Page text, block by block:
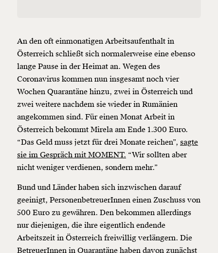
An den oft einmonatigen Arbeitsaufenthalt in
Österreich schließt sich normalerweise eine ebenso
lange Pause in der Heimat an. Wegen des
Coronavirus kommen nun insgesamt noch vier
Wochen Quarantäne hinzu, zwei in Österreich und
zwei weitere nachdem sie wieder in Rumänien
angekommen sind. Für einen Monat Arbeit in
Österreich bekommt Mirela am Ende 1.300 Euro.
“Das Geld muss jetzt für drei Monate reichen”, sagte
sie im Gespräch mit MOMENT. “Wir sollten aber
nicht weniger verdienen, sondern mehr.”
Bund und Länder haben sich inzwischen darauf
geeinigt, PersonenbetreuerInnen einen Zuschuss von
500 Euro zu gewähren. Den bekommen allerdings
nur diejenigen, die ihre eigentlich endende
Arbeitszeit in Österreich freiwillig verlängern. Die
BetreuerInnen in Quarantäne haben davon zunächst